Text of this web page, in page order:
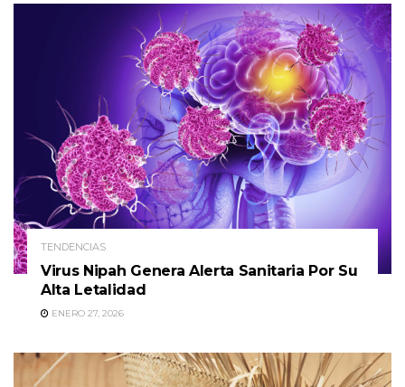
TENDENCIAS
Virus Nipah Genera Alerta Sanitaria Por Su
Alta Letalidad
ENERO 27, 2026